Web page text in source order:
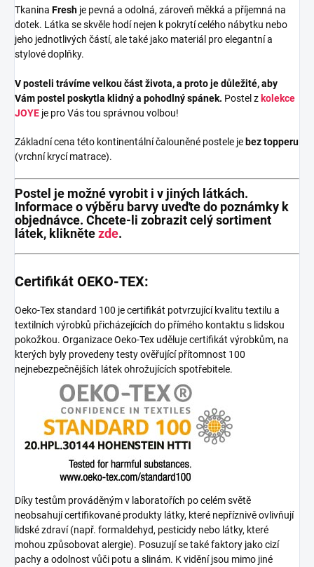
Tkanina Fresh je pevná a odolná, zároveň měkká a příjemná na
dotek. Látka se skvěle hodí nejen k pokrytí celého nábytku nebo
jeho jednotlivých částí, ale také jako materiál pro elegantní a
stylové doplňky.
V posteli trávíme velkou část života, a proto je důležité, aby
Vám postel poskytla klidný a pohodlný spánek. Postel z kolekce
JOYE je pro Vás tou správnou volbou!
Základní cena této kontinentální čalouněné postele je bez topperu
(vrchní krycí matrace).
Postel je možné vyrobit i v jiných látkách.
Informace o výběru barvy uveďte do poznámky k
objednávce. Chcete-li zobrazit celý sortiment
látek, kliknětezde.
Certifikát OEKO-TEX:
Oeko-Tex standard 100 je certifikát potvrzující kvalitu textilu a
textilních výrobků přicházejících do přímého kontaktu s lidskou
pokožkou. Organizace Oeko-Tex uděluje certifikát výrobkům, na
kterých byly provedeny testy ověřující přítomnost 100
nejnebezpečnějších látek ohrožujících spotřebitele.
Díky testům prováděným v laboratořích po celém světě
neobsahují certifikované produkty látky, které nepříznivě ovlivňují
lidské zdraví (např. formaldehyd, pesticidy nebo látky, které
mohou způsobovat alergie). Posuzují se také faktory jako cizí
pachy a odolnost vůči potu a slinám. K vidění jsou mimo jiné